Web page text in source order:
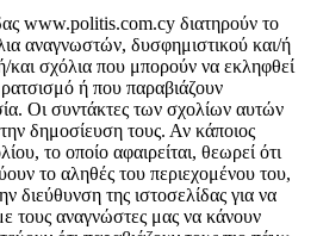
www.politis.com.cy διατηρούν το
αναγνωστών, δυσφημιστικού και/ή
και σχόλια που μπορούν να εκληφθεί
ή που παραβιάζουν
Οι συντάκτες των σχολίων αυτών
δημοσίευση τους. Αν κάποιος
το οποίο αφαιρείται, θεωρεί ότι
το αληθές του περιεχομένου του,
διεύθυνση της ιστοσελίδας για να
τους αναγνώστες μας να κάνουν